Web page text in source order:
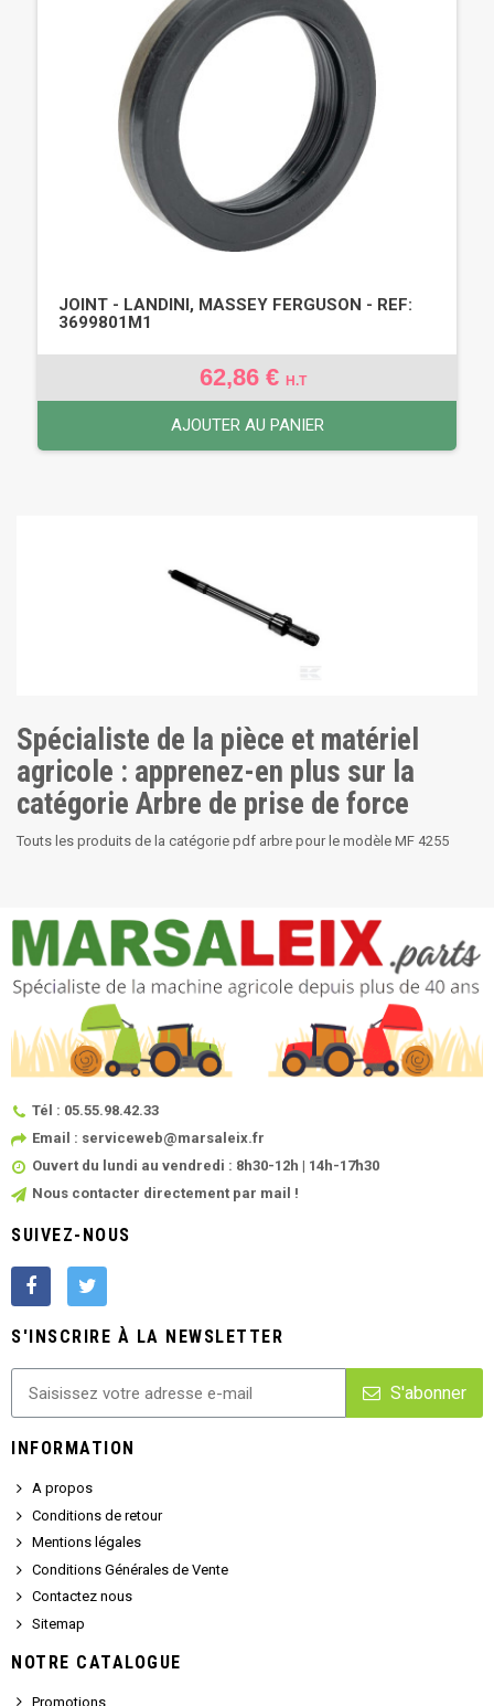
JOINT - LANDINI, MASSEY FERGUSON - REF:
3699801M1
62,86 € H.T
AJOUTER AU PANIER
Spécialiste de la pièce et matériel
agricole : apprenez-en plus sur la
catégorie Arbre de prise de force
Touts les produits de la catégorie pdf arbre pour le modèle MF 4255
Tél : 05.55.98.42.33
Email : serviceweb@marsaleix.fr
Ouvert du lundi au vendredi : 8h30-12h | 14h-17h30
Nous contacter directement par mail !
SUIVEZ-NOUS
S'INSCRIRE À LA NEWSLETTER
S'abonner
INFORMATION
A propos
Conditions de retour
Mentions légales
Conditions Générales de Vente
Contactez nous
Sitemap
NOTRE CATALOGUE
Promotions